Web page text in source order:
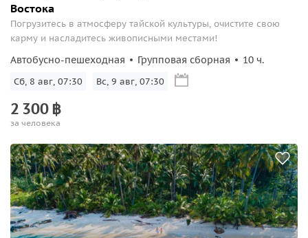
Востока
Погрузитесь в атмосферу тайской культуры, очистите свою
карму и насладитесь живописными местами!
Автобусно-пешеходная Групповая сборная 10 ч.
Сб, 8 авг, 07:30 Вс, 9 авг, 07:30
2 300 ฿
за человека